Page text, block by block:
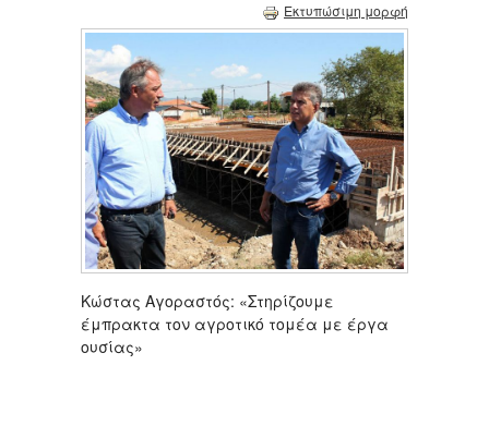
Εκτυπώσιμη μορφή
Κώστας Αγοραστός: «Στηρίζουμε
έμπρακτα τον αγροτικό τομέα με έργα
ουσίας»